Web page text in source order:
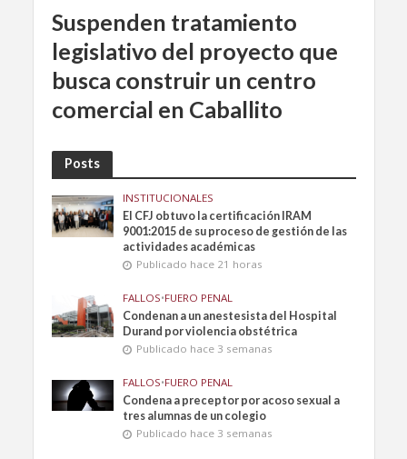
Suspenden tratamiento
legislativo del proyecto que
busca construir un centro
comercial en Caballito
Posts
INSTITUCIONALES
El CFJ obtuvo la certificación IRAM
9001:2015 de su proceso de gestión de las
actividades académicas
Publicado hace 21 horas
FALLOS•FUERO PENAL
Condenan a un anestesista del Hospital
Durand por violencia obstétrica
Publicado hace 3 semanas
FALLOS•FUERO PENAL
Condena a preceptor por acoso sexual a
tres alumnas de un colegio
Publicado hace 3 semanas